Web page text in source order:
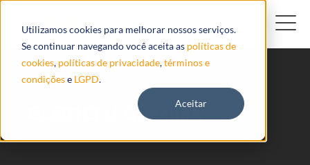
Utilizamos cookies para melhorar nossos serviços.
Se continuar navegando você aceita as políticas de
cookies, políticas de privacidade,términos e
condiçõese LGPD.
Aceitar
GL601CEU Queclink